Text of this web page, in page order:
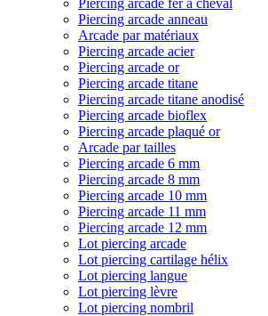
Piercing arcade fer à cheval
Piercing arcade anneau
Arcade par matériaux
Piercing arcade acier
Piercing arcade or
Piercing arcade titane
Piercing arcade titane anodisé
Piercing arcade bioflex
Piercing arcade plaqué or
Arcade par tailles
Piercing arcade 6 mm
Piercing arcade 8 mm
Piercing arcade 10 mm
Piercing arcade 11 mm
Piercing arcade 12 mm
Lot piercing arcade
Lot piercing cartilage hélix
Lot piercing langue
Lot piercing lèvre
Lot piercing nombril